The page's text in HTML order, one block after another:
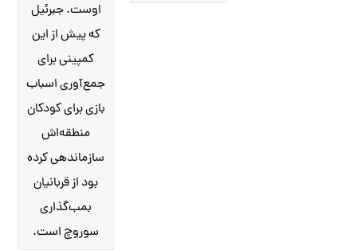
اوست. جبرئیل
که پیش از این
کمپینی برای
جمع‌آوری اسباب
بازی برای کودکان
منطقه‌اش
سازماندهی کرده
بود از قربانیان
بمب‌گذاری
سوروچ است.